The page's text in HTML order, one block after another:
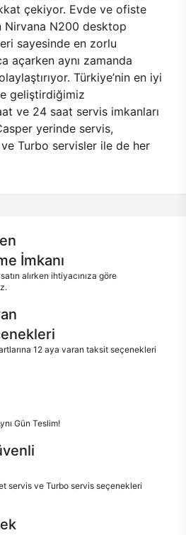
çekiyor. Evde ve ofiste
Nirvana N200 desktop
sayesinde en zorlu
açarken aynı zamanda
Türkiye’nin en iyi
geliştirdiğimiz
ve 24 saat servis imkanları
yerinde servis,
Turbo servisler ile de her
İmkanı
alırken ihtiyacınıza göre
12 aya varan taksit seçenekleri
Gün Teslim!
servis ve Turbo servis seçenekleri